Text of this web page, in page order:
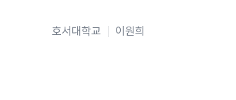
호서대학교 이원희